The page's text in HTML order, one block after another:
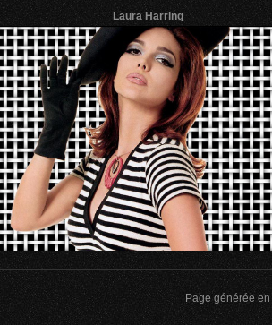
Laura Harring
Page générée en